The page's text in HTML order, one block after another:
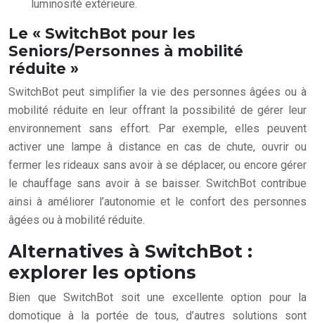
luminosité extérieure.
Le « SwitchBot pour les
Seniors/Personnes à mobilité
réduite »
SwitchBot peut simplifier la vie des personnes âgées ou à
mobilité réduite en leur offrant la possibilité de gérer leur
environnement sans effort. Par exemple, elles peuvent
activer une lampe à distance en cas de chute, ouvrir ou
fermer les rideaux sans avoir à se déplacer, ou encore gérer
le chauffage sans avoir à se baisser. SwitchBot contribue
ainsi à améliorer l’autonomie et le confort des personnes
âgées ou à mobilité réduite.
Alternatives à SwitchBot :
explorer les options
Bien que SwitchBot soit une excellente option pour la
domotique à la portée de tous, d’autres solutions sont